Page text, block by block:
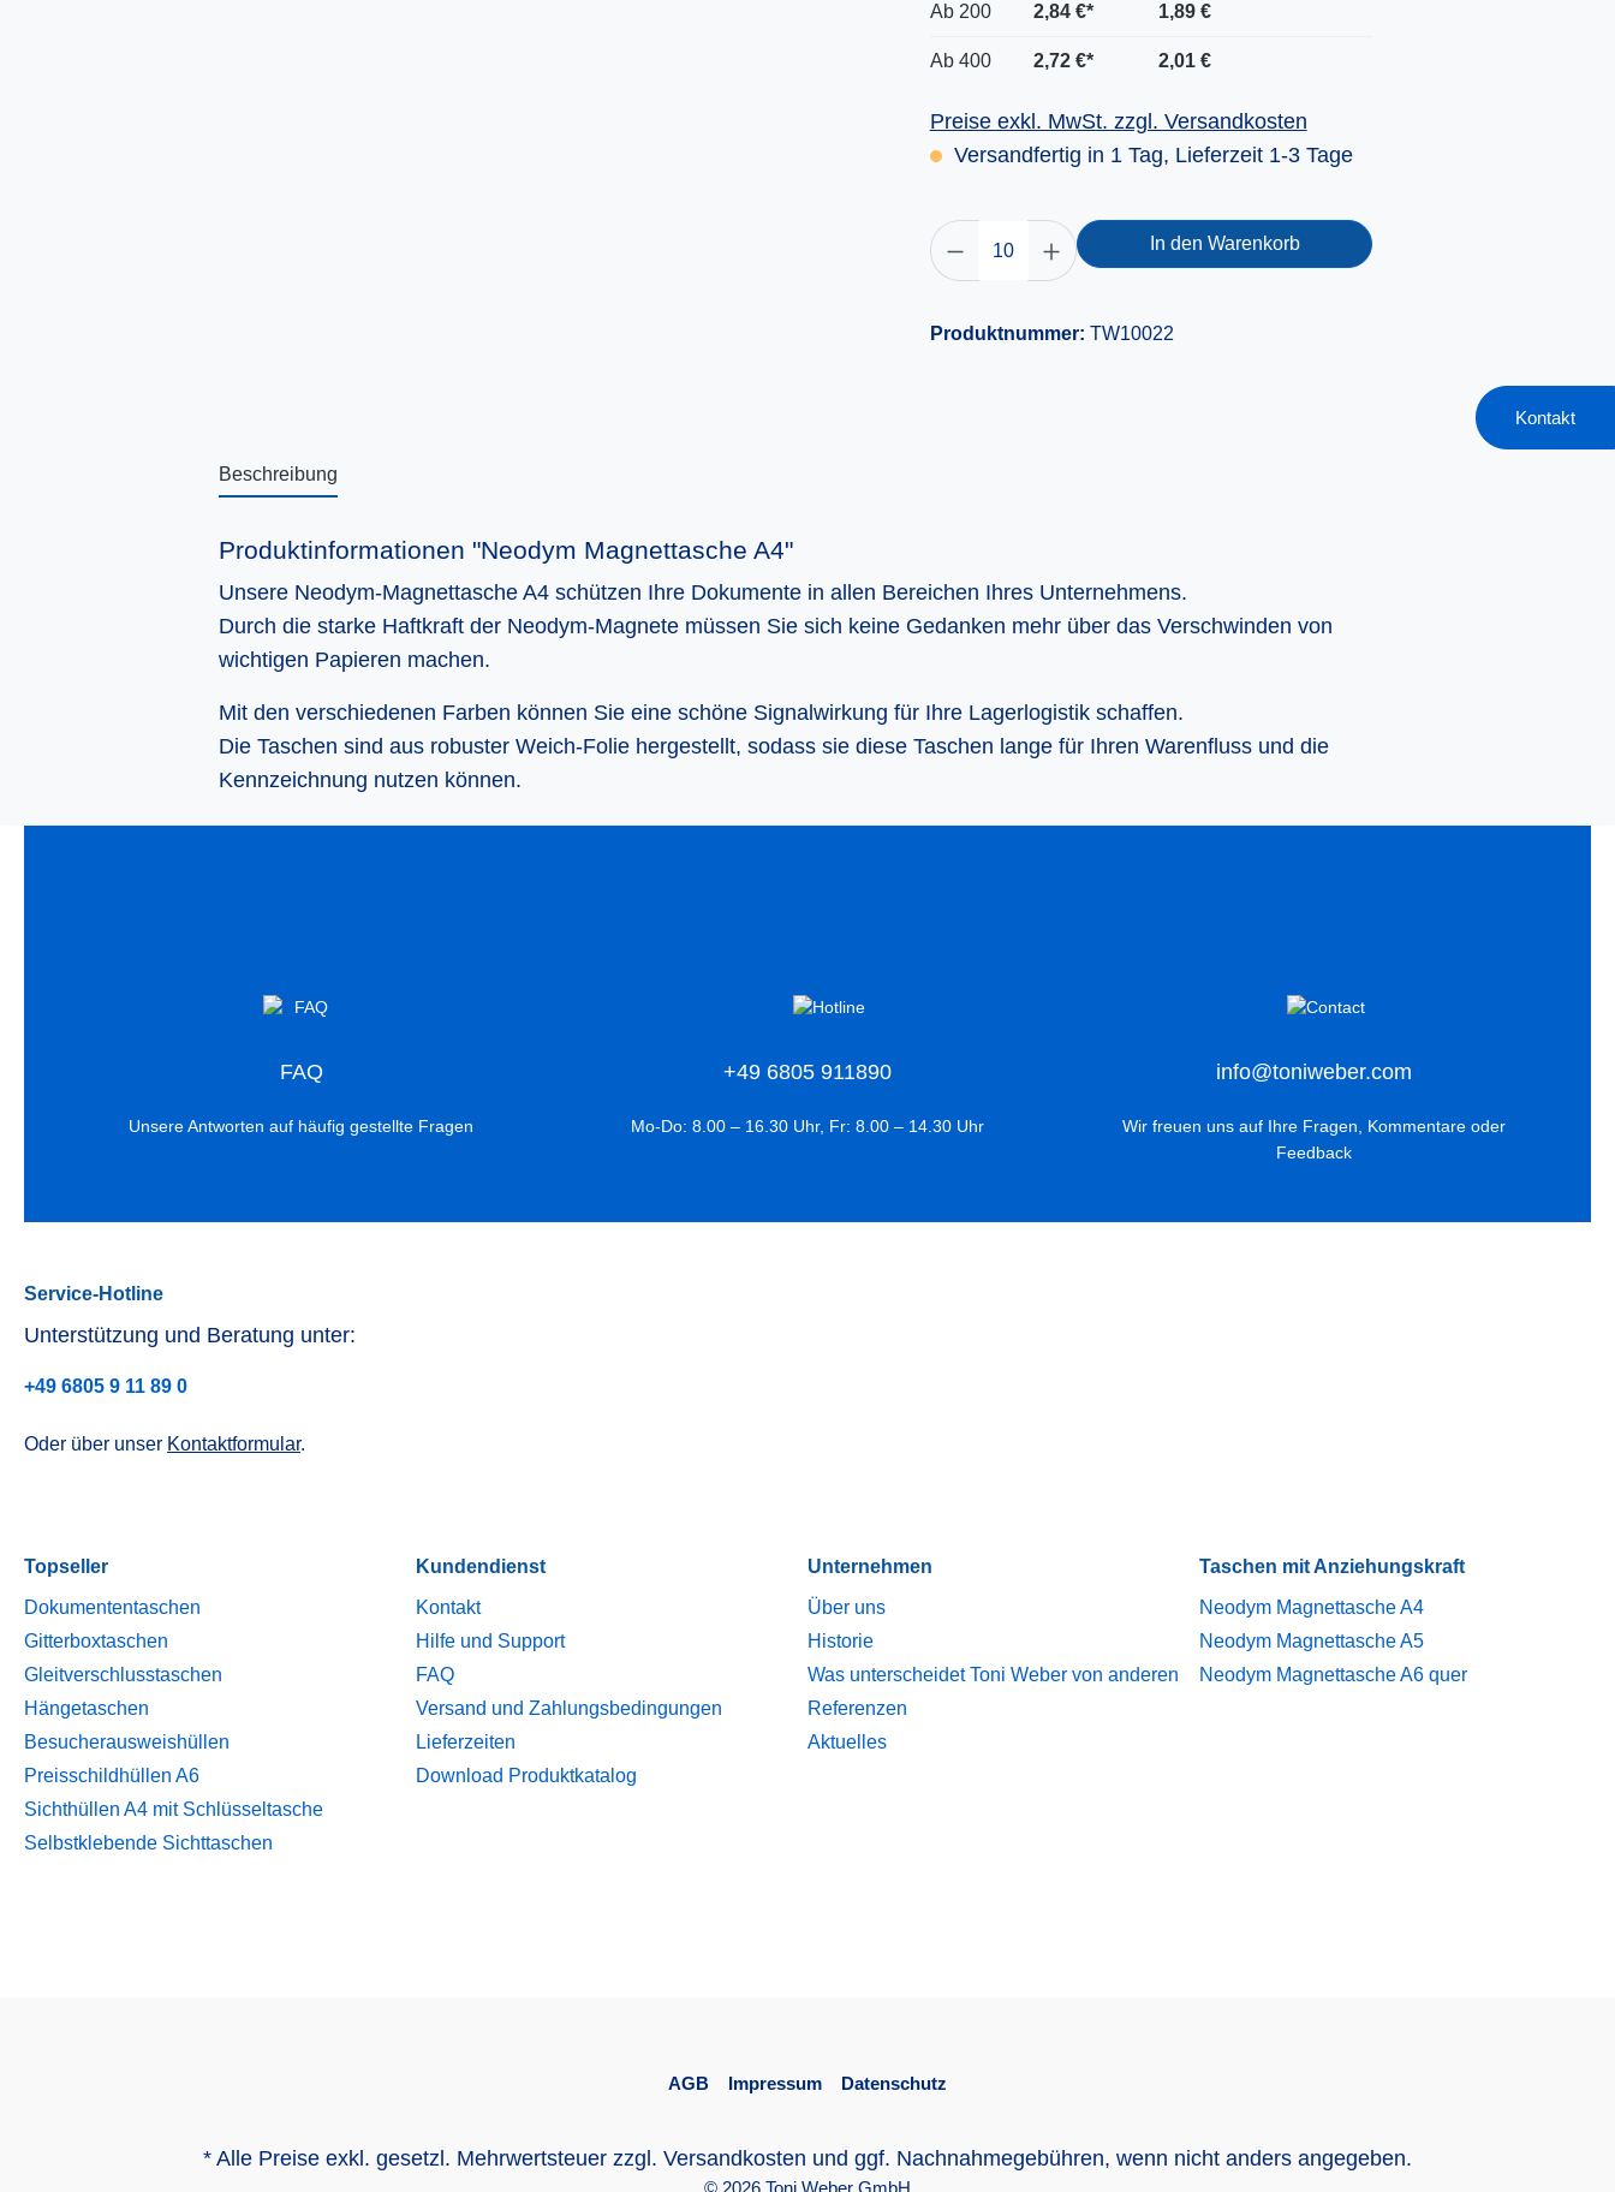
Kontakt
Ab 200 2,84 €* 1,89 €
Ab 400 2,72 €* 2,01 €
Preise exkl. MwSt. zzgl. Versandkosten
Versandfertig in 1 Tag, Lieferzeit 1-3 Tage
In den Warenkorb
Produktnummer: TW10022
Beschreibung
Produktinformationen "Neodym Magnettasche A4"
Unsere Neodym-Magnettasche A4 schützen Ihre Dokumente in allen Bereichen Ihres Unternehmens.
Durch die starke Haftkraft der Neodym-Magnete müssen Sie sich keine Gedanken mehr über das Verschwinden von
wichtigen Papieren machen.
Mit den verschiedenen Farben können Sie eine schöne Signalwirkung für Ihre Lagerlogistik schaffen.
Die Taschen sind aus robuster Weich-Folie hergestellt, sodass sie diese Taschen lange für Ihren Warenfluss und die
Kennzeichnung nutzen können.
FAQ
Unsere Antworten auf häufig gestellte Fragen
+49 6805 911890
Mo-Do: 8.00 – 16.30 Uhr, Fr: 8.00 – 14.30 Uhr
info@toniweber.com
Wir freuen uns auf Ihre Fragen, Kommentare oder
Feedback
Service-Hotline
Unterstützung und Beratung unter:
+49 6805 9 11 89 0
Oder über unser Kontaktformular.
Topseller
Dokumententaschen
Gitterboxtaschen
Gleitverschlusstaschen
Hängetaschen
Besucherausweishüllen
Preisschildhüllen A6
Sichthüllen A4 mit Schlüsseltasche
Selbstklebende Sichttaschen
Kundendienst
Kontakt
Hilfe und Support
FAQ
Versand und Zahlungsbedingungen
Lieferzeiten
Download Produktkatalog
Unternehmen
Über uns
Historie
Was unterscheidet Toni Weber von anderen
Referenzen
Aktuelles
Taschen mit Anziehungskraft
Neodym Magnettasche A4
Neodym Magnettasche A5
Neodym Magnettasche A6 quer
AGB Impressum Datenschutz
* Alle Preise exkl. gesetzl. Mehrwertsteuer zzgl. Versandkosten und ggf. Nachnahmegebühren, wenn nicht anders angegeben.
© 2026 Toni Weber GmbH